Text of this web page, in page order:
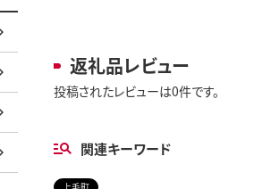
返礼品レビュー
投稿されたレビューは0件です。
関連キーワード